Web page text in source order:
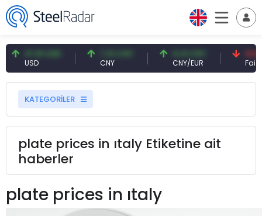
47,61 USD
USD
7,10 CNY
CNY
0,13 CNY
CNY/EUR
41,53
Faiz
KATEGORİLER
plate prices in ıtaly Etiketine ait
haberler
plate prices in ıtaly